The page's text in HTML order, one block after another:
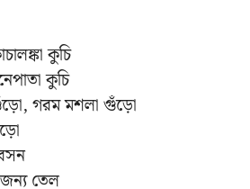
কুচি
কুচি
গরম মশলা গুঁড়ো
তেল